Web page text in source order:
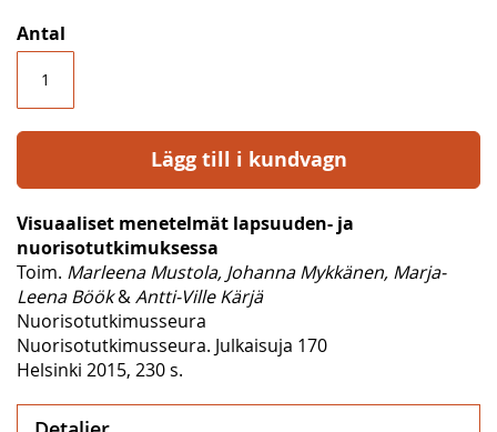
Antal
Lägg till i kundvagn
Visuaaliset menetelmät lapsuuden- ja
nuorisotutkimuksessa
Toim. Marleena Mustola, Johanna Mykkänen, Marja-
Leena Böök&Antti-Ville Kärjä
Nuorisotutkimusseura
Nuorisotutkimusseura. Julkaisuja 170
Helsinki 2015, 230 s.